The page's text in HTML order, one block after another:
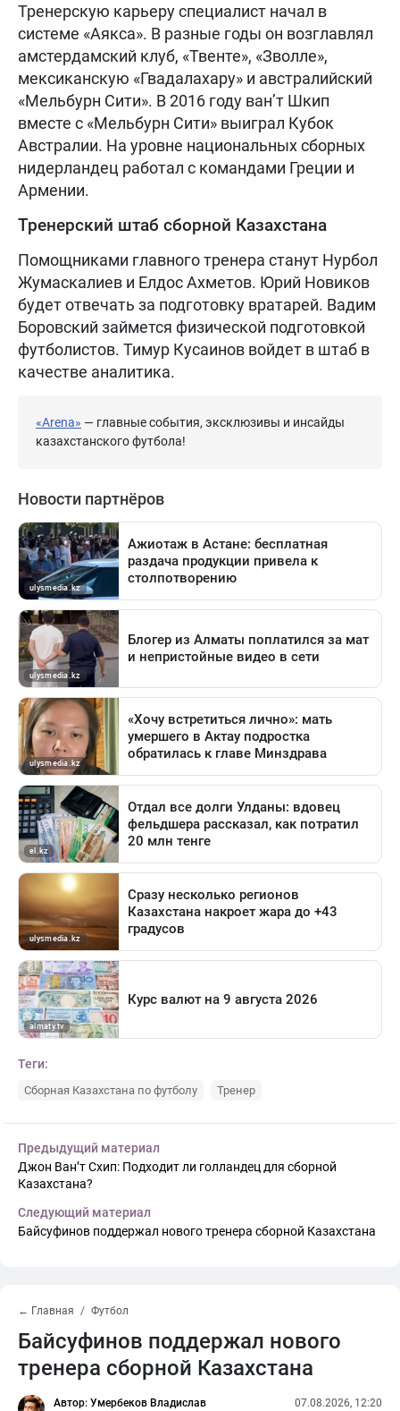
Тренерскую карьеру специалист начал в
системе «Аякса». В разные годы он возглавлял
амстердамский клуб, «Твенте», «Зволле»,
мексиканскую «Гвадалахару» и австралийский
«Мельбурн Сити». В 2016 году ван’т Шкип
вместе с «Мельбурн Сити» выиграл Кубок
Австралии. На уровне национальных сборных
нидерландец работал с командами Греции и
Армении.
Тренерский штаб сборной Казахстана
Помощниками главного тренера станут Нурбол
Жумаскалиев и Елдос Ахметов. Юрий Новиков
будет отвечать за подготовку вратарей. Вадим
Боровский займется физической подготовкой
футболистов. Тимур Кусаинов войдет в штаб в
качестве аналитика.
«Arena» — главные события, эксклюзивы и инсайды
казахстанского футбола!
Теги:
Сборная Казахстана по футболу Тренер
Предыдущий материал
Джон Ван’т Схип: Подходит ли голландец для сборной
Казахстана?
Следующий материал
Байсуфинов поддержал нового тренера сборной Казахстана
← Главная Футбол
Байсуфинов поддержал нового
тренера сборной Казахстана
Автор: Умербеков Владислав
07.08.2026, 12:20